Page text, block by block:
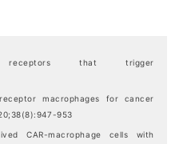
receptors that trigger
macrophages for cancer
953
CAR-macrophage cells with